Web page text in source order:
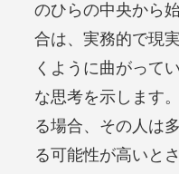
のひらの中央から
合は、実務的で現
くように曲がって
な思考を示します
る場合、その人は
る可能性が高いと